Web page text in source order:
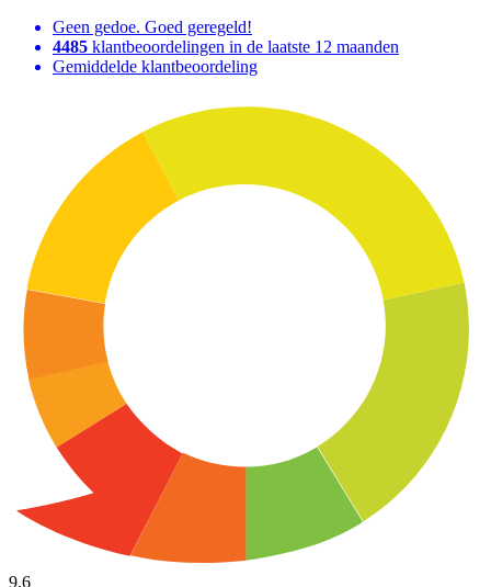
Geen gedoe. Goed geregeld!
4485 klantbeoordelingen in de laatste 12 maanden
Gemiddelde klantbeoordeling
9.6